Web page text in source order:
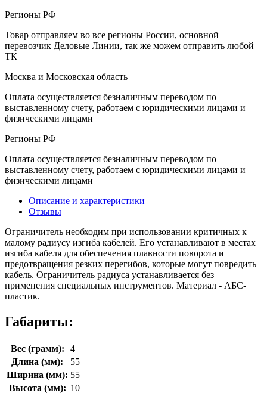
Регионы РФ
Товар отправляем во все регионы России, основной
перевозчик Деловые Линии, так же можем отправить любой
ТК
Москва и Московская область
Оплата осуществляется безналичным переводом по
выставленному счету, работаем с юридическими лицами и
физическими лицами
Регионы РФ
Оплата осуществляется безналичным переводом по
выставленному счету, работаем с юридическими лицами и
физическими лицами
Описание и характеристики
Отзывы
Ограничитель необходим при использовании критичных к
малому радиусу изгиба кабелей. Его устанавливают в местах
изгиба кабеля для обеспечения плавности поворота и
предотвращения резких перегибов, которые могут повредить
кабель. Ограничитель радиуса устанавливается без
применения специальных инструментов. Материал - АБС-
пластик.
Габариты:
Вес (грамм):
4
Длина (мм):
55
Ширина (мм): 55
Высота (мм): 10